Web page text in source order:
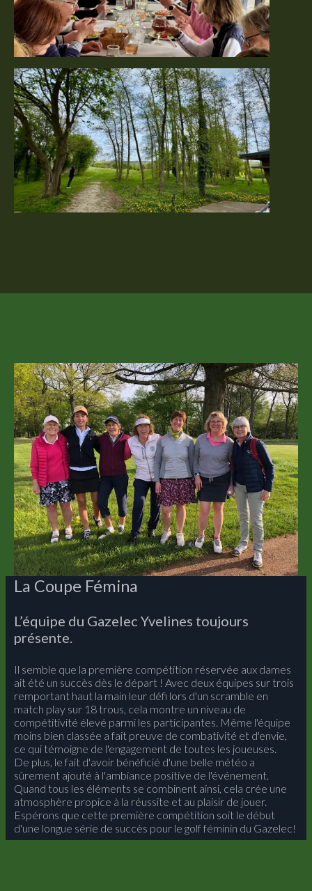
La Coupe Fémina
L’équipe du Gazelec Yvelines toujours
présente.
Il semble que la première compétition réservée aux dames
ait été un succès dès le départ ! Avec deux équipes sur trois
remportant haut la main leur défi lors d'un scramble en
match play sur 18 trous, cela montre un niveau de
compétitivité élevé parmi les participantes. Même l'équipe
moins bien classée a fait preuve de combativité et d'envie,
ce qui témoigne de l'engagement de toutes les joueuses.
De plus, le fait d'avoir bénéficié d'une belle météo a
sûrement ajouté à l'ambiance positive de l'événement.
Quand tous les éléments se combinent ainsi, cela crée une
atmosphère propice à la réussite et au plaisir de jouer.
Espérons que cette première compétition soit le début
d'une longue série de succès pour le golf féminin du Gazelec!